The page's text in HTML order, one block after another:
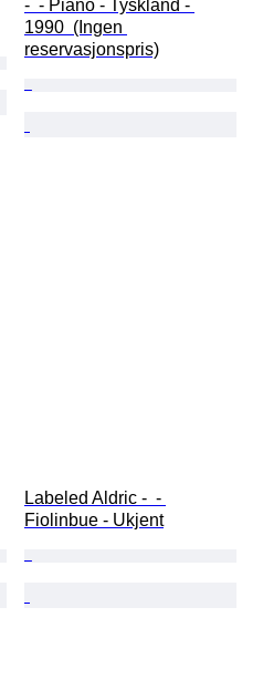
-  - Piano - Tyskland -
1990  (Ingen
reservasjonspris)
Labeled Aldric -  -
Fiolinbue - Ukjent